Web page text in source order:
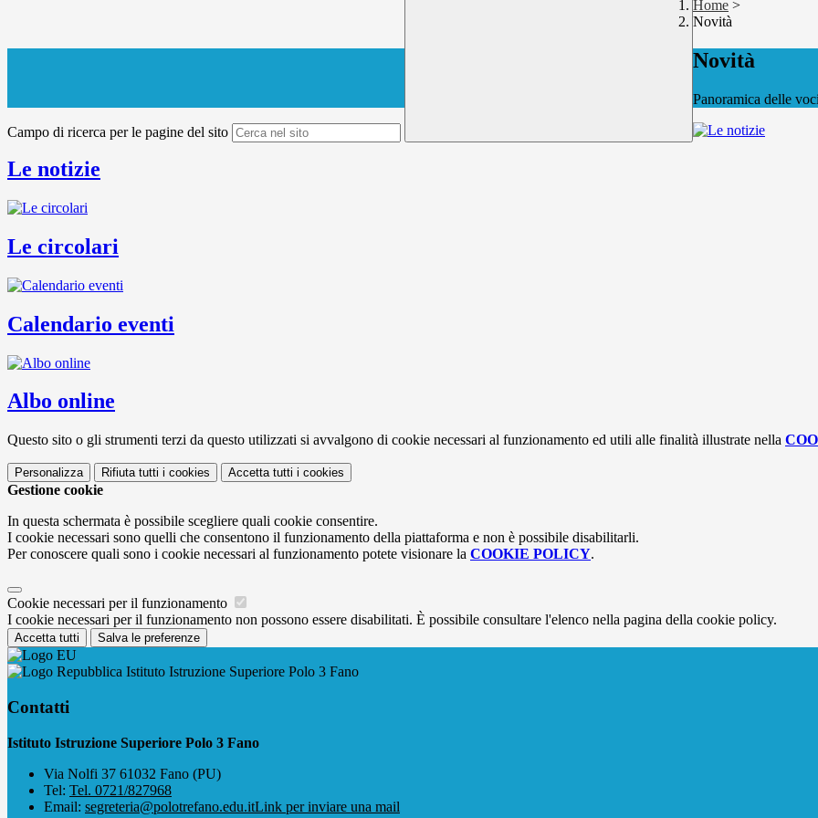
Campo di ricerca per le pagine del sito
Home >
Novità
Novità
Panoramica delle
Le notizie
Le circolari
Calendario eventi
Albo online
Questo sito o gli strumenti terzi da questo utilizzati si avvalgono di cookie necessari al funzionamento ed utili alle finalità illustrate nella
Personalizza Rifiuta tutti i cookies Accetta tutti i cookies
Gestione cookie
In questa schermata è possibile scegliere quali cookie consentire.
I cookie necessari sono quelli che consentono il funzionamento della piattaforma e non è possibile disabilitarli.
Per conoscere quali sono i cookie necessari al funzionamento potete visionare la COOKIE POLICY.
Cookie necessari per il funzionamento
I cookie necessari per il funzionamento non possono essere disabilitati. È possibile consultare l'elenco nella pagina della cookie policy.
Accetta tutti Salva le preferenze
Istituto Istruzione Superiore Polo 3 Fano
Contatti
Istituto Istruzione Superiore Polo 3 Fano
Via Nolfi 37 61032 Fano (PU)
Tel: Tel. 0721/827968
Email: segreteria@polotrefano.e​du.itLink per inviare una mail